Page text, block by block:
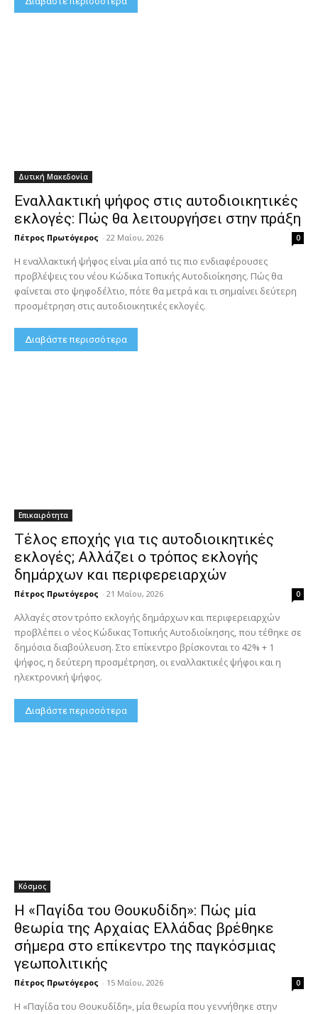
Δυτική Μακεδονία
Εναλλακτική ψήφος στις αυτοδιοικητικές
εκλογές: Πώς θα λειτουργήσει στην πράξη
Πέτρος Πρωτόγερος - 22 Μαΐου, 2026 0
Η εναλλακτική ψήφος είναι μία από τις πιο ενδιαφέρουσες
προβλέψεις του νέου Κώδικα Τοπικής Αυτοδιοίκησης. Πώς θα
φαίνεται στο ψηφοδέλτιο, πότε θα μετρά και τι σημαίνει δεύτερη
προσμέτρηση στις αυτοδιοικητικές εκλογές.
Διαβάστε περισσότερα
Επικαιρότητα
Τέλος εποχής για τις αυτοδιοικητικές
εκλογές; Αλλάζει ο τρόπος εκλογής
δημάρχων και περιφερειαρχών
Πέτρος Πρωτόγερος - 21 Μαΐου, 2026 0
Αλλαγές στον τρόπο εκλογής δημάρχων και περιφερειαρχών
προβλέπει ο νέος Κώδικας Τοπικής Αυτοδιοίκησης, που τέθηκε σε
δημόσια διαβούλευση. Στο επίκεντρο βρίσκονται το 42% + 1
ψήφος, η δεύτερη προσμέτρηση, οι εναλλακτικές ψήφοι και η
ηλεκτρονική ψήφος.
Διαβάστε περισσότερα
Κόσμος
Η «Παγίδα του Θουκυδίδη»: Πώς μία
θεωρία της Αρχαίας Ελλάδας βρέθηκε
σήμερα στο επίκεντρο της παγκόσμιας
γεωπολιτικής
Πέτρος Πρωτόγερος - 15 Μαΐου, 2026 0
Η «Παγίδα του Θουκυδίδη», μία θεωρία που γεννήθηκε στην